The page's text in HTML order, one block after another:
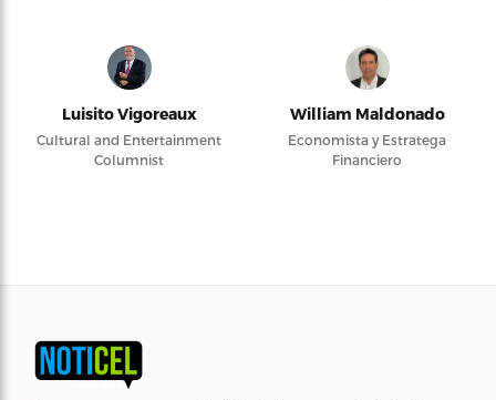
Luisito Vigoreaux
Cultural and Entertainment
Columnist
William Maldonado
Economista y Estratega
Financiero